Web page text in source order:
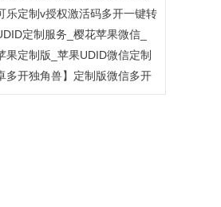
手显示。
乐定制v授权激活码多开一键转
定制服务_樱花苹果微信_
专属版本
果定制版_苹果UDID微信定制
身定制服务
多开独角兽】定制版微信多开
本